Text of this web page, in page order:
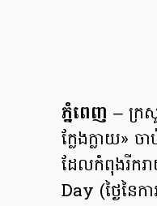
ភ្នំពេញ – ក្រ
ក្លែងក្លាយ»
ដែលកំពុងរីករ
Day (ថ្ងៃនៃ